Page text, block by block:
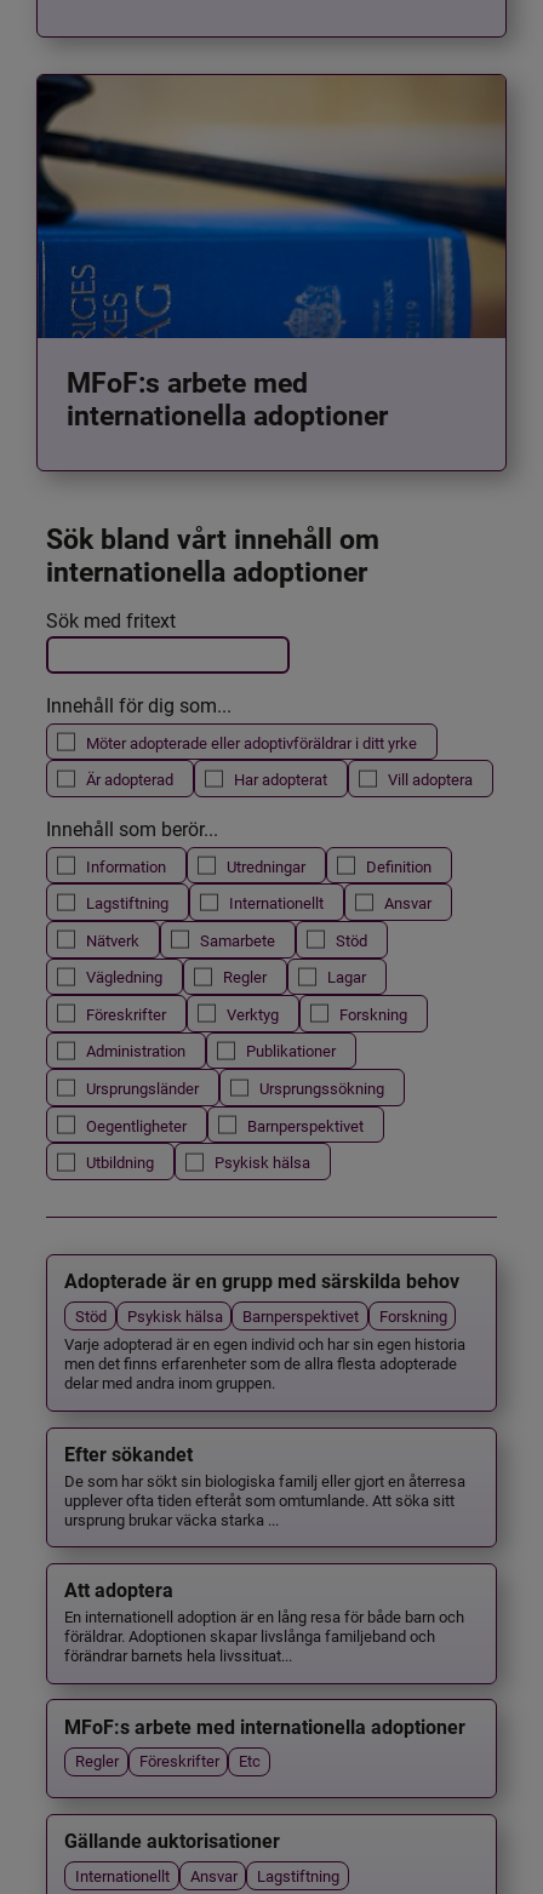
MFoF:s arbete med
internationella adoptioner
Sök bland vårt innehåll om
internationella adoptioner
Filtrera resultatet
Det här formuläret postas automatiskt
Sök med fritext
Innehåll för dig som...
Möter adopterade eller adoptivföräldrar i ditt yrke
Är adopterad
Har adopterat Vill adoptera
Innehåll som berör...
Information Utredningar
Definition
Lagstiftning
Internationellt
Ansvar
Nätverk
Samarbete
Stöd
Vägledning
Regler
Lagar
Föreskrifter
Verktyg
Forskning
Administration
Publikationer
Ursprungsländer
Ursprungssökning
Oegentligheter
Barnperspektivet
Utbildning
Psykisk hälsa
Adopterade är en grupp med särskilda behov
Stöd Psykisk hälsa Barnperspektivet
Forskning
Varje adopterad är en egen individ och har sin egen historia
men det finns erfarenheter som de allra flesta adopterade
delar med andra inom gruppen.
Efter sökandet
De som har sökt sin biologiska familj eller gjort en återresa
upplever ofta tiden efteråt som omtumlande. Att söka sitt
ursprung brukar väcka starka ...
Att adoptera
En internationell adoption är en lång resa för både barn och
föräldrar. Adoptionen skapar livslånga familjeband och
förändrar barnets hela livssituat...
MFoF:s arbete med internationella adoptioner
Regler Föreskrifter Etc
Gällande auktorisationer
Internationellt Ansvar
Lagstiftning